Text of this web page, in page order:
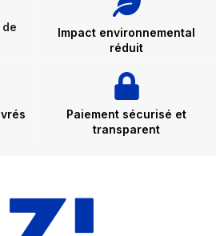
Impact environnemental
réduit
Paiement sécurisé et
transparent